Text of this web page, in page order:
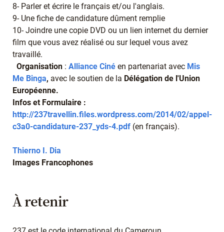
8- Parler et écrire le français et/ou l'anglais.
9- Une fiche de candidature dûment remplie
10- Joindre une copie DVD ou un lien internet du dernier
film que vous avez réalisé ou sur lequel vous avez
travaillé.
Organisation : Alliance Ciné en partenariat avec Mis
Me Binga, avec le soutien de la Délégation de l'Union
Européenne.
Infos et Formulaire :
http://237travellin.files.wordpress.com/2014/02/appel-
c3a0-candidature-237_yds-4.pdf (en français).
Thierno I. Dia
Images Francophones
À retenir